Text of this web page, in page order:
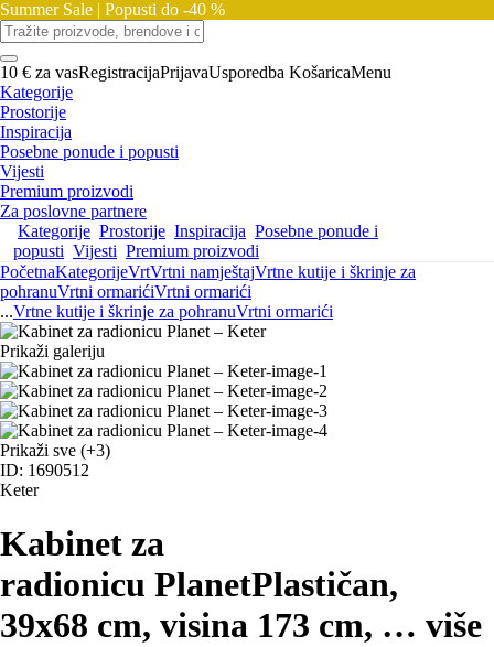
Summer Sale | Popusti do -40 %
10 € za vasRegistracijaPrijavaUsporedba KošaricaMenu
Kategorije
Prostorije
Inspiracija
Posebne ponude i popusti
Vijesti
Premium proizvodi
Za poslovne partnere
Kategorije Prostorije Inspiracija Posebne ponude i
popusti Vijesti Premium proizvodi
PočetnaKategorijeVrtVrtni namještajVrtne kutije i škrinje za
pohranuVrtni ormarićiVrtni ormarići
...Vrtne kutije i škrinje za pohranuVrtni ormarići
Prikaži galeriju
Prikaži sve (+3)
ID: 1690512
Keter
Kabinet za
radionicu PlanetPlastičan,
39x68 cm, visina 173 cm, … više